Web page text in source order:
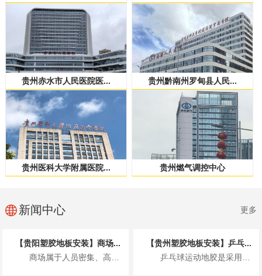
贵州赤水市人民医院医... 贵州黔南州罗甸县人民...
贵州医科大学附属医院... 贵州燃气调控中心
新闻中心 更多
【贵阳塑胶地板安装】商场...
商场属于人员密集、高频使用的公共商业空间，塑胶地板的安装不仅要满足美观整洁的展...
【贵州塑胶地板安装】乒乓...
乒乓球运动地胶是采用聚乙烯材料专门为运动场地开发的一种地板，具体来说就是以聚氯...